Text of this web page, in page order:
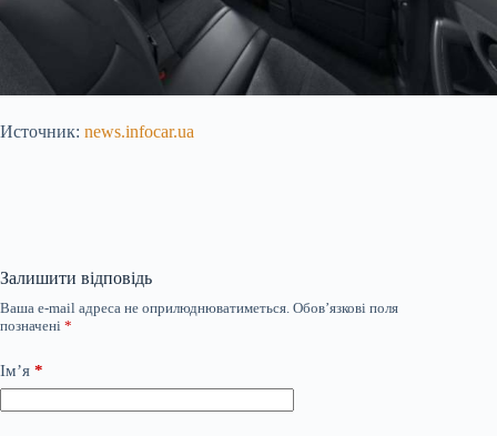
Источник: news.infocar.ua
Залишити відповідь
Ваша e-mail адреса не оприлюднюватиметься. Обов’язкові поля
позначені *
Ім’я *